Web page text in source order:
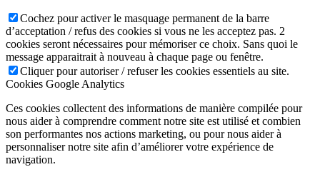
Cochez pour activer le masquage permanent de la barre
d’acceptation / refus des cookies si vous ne les acceptez pas. 2
cookies seront nécessaires pour mémoriser ce choix. Sans quoi le
message apparaitrait à nouveau à chaque page ou fenêtre.
Cliquer pour autoriser / refuser les cookies essentiels au site.
Cookies Google Analytics
Ces cookies collectent des informations de manière compilée pour
nous aider à comprendre comment notre site est utilisé et combien
son performantes nos actions marketing, ou pour nous aider à
personnaliser notre site afin d’améliorer votre expérience de
navigation.